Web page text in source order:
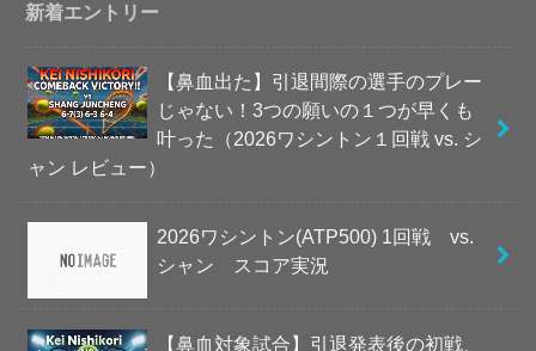
新着エントリー
【鼻血出た】引退間際の選手のプレー
じゃない！3つの願いの１つが早くも
叶った（2026ワシントン１回戦 vs. シ
ャン レビュー）
2026ワシントン(ATP500) 1回戦 vs.
シャン スコア実況
【鼻血対象試合】引退発表後の初戦、